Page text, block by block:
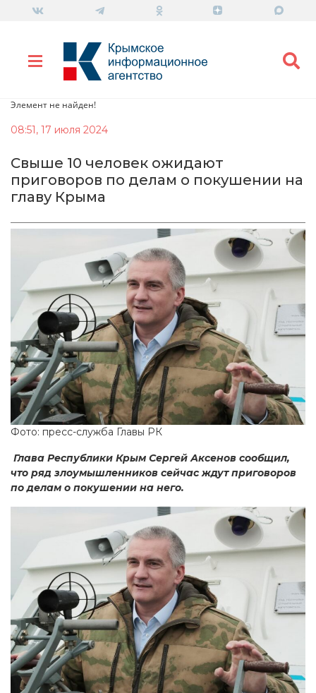
Элемент не найден!
08:51, 17 июля 2024
Свыше 10 человек ожидают
приговоров по делам о покушении на
главу Крыма
Фото: пресс-служба Главы РК
Глава Республики Крым Сергей Аксенов сообщил,
что ряд злоумышленников сейчас ждут приговоров
по делам о покушении на него.